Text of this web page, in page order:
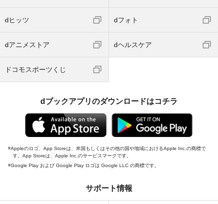
dヒッツ dフォト
dアニメストア dヘルスケア
ドコモスポーツくじ
dブックアプリのダウンロードはコチラ
Appleのロゴ、App Storeは、米国もしくはその他の国や地域におけるApple Inc.の商標で
す。App Storeは、Apple Inc.のサービスマークです。
Google Play および Google Play ロゴは Google LLC の商標です。
サポート情報